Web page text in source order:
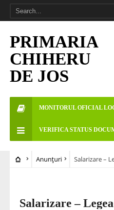
PRIMARIA
CHIHERU
DE JOS
MONITORUL OFICIAL
VERIFICA STATUS
Anunțuri Salarizare –
Salarizare –